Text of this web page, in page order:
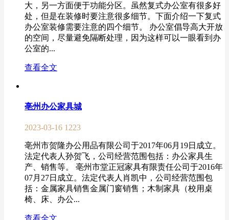
大，另一方面便于功能分区。虽然复式办公室有很多好
处，但是在装修时要注意很多细节。下面介绍一下复式
办公室装修需要注意的四个细节。 办公室倡导高大开放
的空间，尽量避免隔断处理，因为这样可以一眼看到办
公室的...
查看全文
亳州办公家具城
2023-03-16 1223
亳州市贺隆办公用品有限公司于2017年06月19日成立。
法定代表人孙贺飞，公司经营范围包括：办公家具生
产、销售等。 亳州市堂正冠家具有限责任公司于2016年
07月27日成立。法定代表人肖凯中，公司经营范围包
括：金属家具销售金属门窗销售；木制家具（校用桌
椅、床、办公...